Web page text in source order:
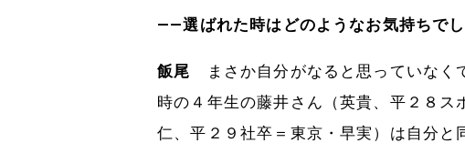
――選ばれた時はどのようなお気持ちで
飯尾 まさか自分がなると思っていなく
時の４年生の藤井さん（英貴、平２８
仁、平２９社卒＝東京・早実）は自分